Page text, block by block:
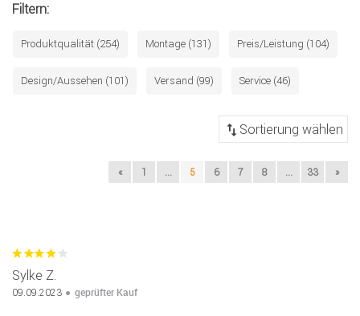
Filtern:
Produktqualität (254) Montage (131) Preis/Leistung (104)
Design/Aussehen (101) Versand (99) Service (46)
« 1 ... 5 6 7 8 ... 33 »
Sylke Z.
09.09.2023 geprüfter Kauf